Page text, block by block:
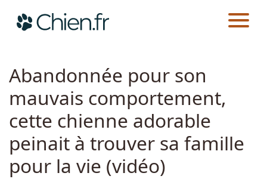
Races
CHIEN.FR ACTUALITÉS
Abandonnée pour son
mauvais comportement,
cette chienne adorable
peinait à trouver sa famille
pour la vie (vidéo)